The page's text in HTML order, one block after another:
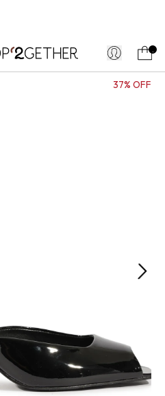
37% OFF